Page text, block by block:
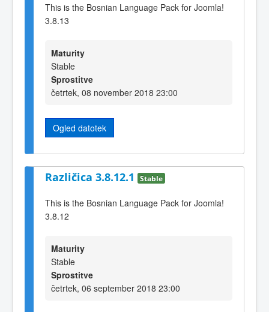
This is the Bosnian Language Pack for Joomla!
3.8.13
Maturity
Stable
Sprostitve
četrtek, 08 november 2018 23:00
Ogled datotek
Različica 3.8.12.1 Stable
This is the Bosnian Language Pack for Joomla!
3.8.12
Maturity
Stable
Sprostitve
četrtek, 06 september 2018 23:00